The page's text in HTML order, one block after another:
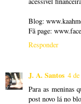
Blog:
Fã page:
Responder
J. A. Santos 4
Para as meninas
post novo lá no